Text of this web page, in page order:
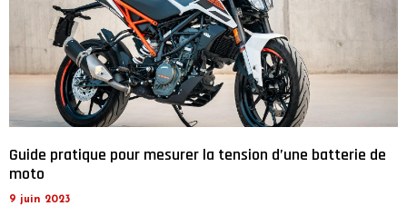
Guide pratique pour mesurer la tension d’une batterie de
moto
9 juin 2023